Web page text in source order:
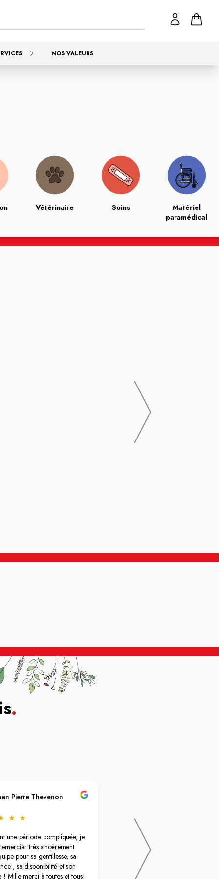
NOS VALEURS
Vétérinaire Soins
Matériel
paramédical
.
Pierre Thevenon
★ ★
une période compliquée, je
très sincèrement
pour sa gentillesse, sa
, sa disponibilité et son
! Mille merci à toutes et tous!
★
Une pharmacie exceptionnelle ! Le
personnel est tout simplement
incroyable : à l’écoute, disponible,
toujours souriant et d’une grande
gentillesse. Mention spéciale aux